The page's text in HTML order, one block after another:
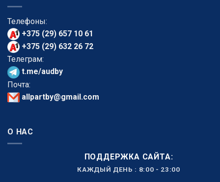
Телефоны:
+375 (29) 657 10 61
+375 (29) 632 26 72
Телеграм:
t.me/audby
Почта:
allpartby@gmail.com
О НАС
ПОДДЕРЖКА САЙТА:
КАЖДЫЙ ДЕНЬ : 8:00 - 23:00